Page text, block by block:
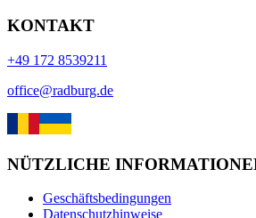
KONTAKT
+49 172 8539211
office@radburg.de
NÜTZLICHE
Geschäftsbedingungen
Datenschutzhinweise